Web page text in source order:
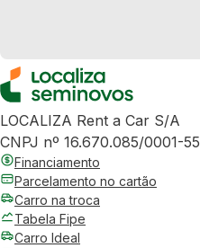
LOCALIZA Rent a Car S/A
CNPJ nº 16.670.085/0001-55
Financiamento
Parcelamento no cartão
Carro na troca
Tabela Fipe
Carro Ideal